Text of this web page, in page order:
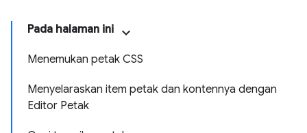
Pada halaman ini
Menemukan petak CSS
Menyelaraskan item petak dan kontennya dengan
Editor Petak